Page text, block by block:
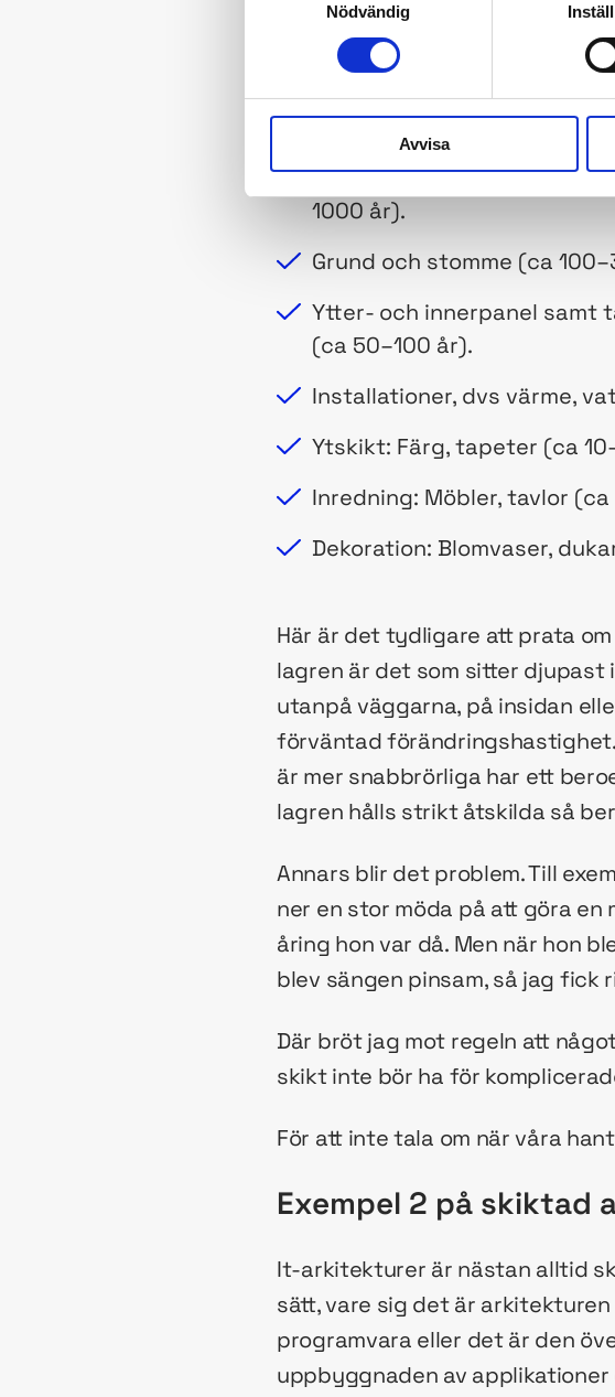
Nödvändig
Avvisa
En byggnad kan ses som att
kan placeras längs en skala efter
Platsen där byggnaden är
1000 år).
Grund och stomme (ca
Ytter- och innerpanel samt
(ca 50–100 år).
Installationer, dvs värme,
Ytskikt: Färg, tapeter (ca
Inredning: Möbler, tavlor (ca
Dekoration: Blomvaser,
Här är det tydligare att prata
lagren är det som sitter
utanpå väggarna, på insidan
förväntad
är mer snabbrörliga har ett
lagren hålls strikt åtskilda så
Annars blir det problem. Till
ner en stor möda på att göra
åring hon var då. Men när hon
blev sängen pinsam, så jag fick
Där bröt jag mot regeln att
skikt inte bör ha för
För att inte tala om när våra
Exempel 2 på
It-arkitekturer är nästan alltid
sätt, vare sig det är
programvara eller det är den
uppbyggnaden av